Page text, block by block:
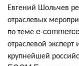
Евгений Шольчев
отраслевых
по теме e-
отраслевой
крупнейшей